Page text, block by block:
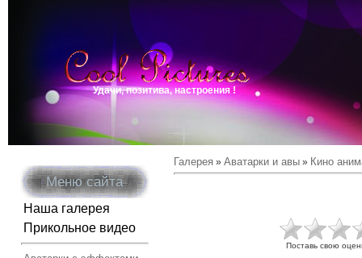
Удачи, позитива, настроения !
Меню сайта
Наша галерея
Прикольное видео
Галерея » Аватарки и авы» Кино
Поставь свою